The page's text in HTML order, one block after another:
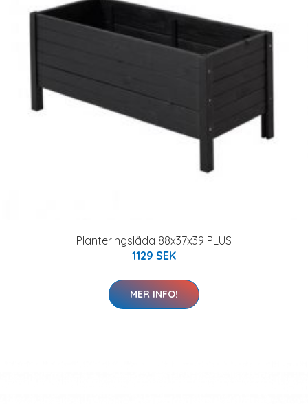
Planteringslåda 88x37x39 PLUS
1129 SEK
MER INFO!